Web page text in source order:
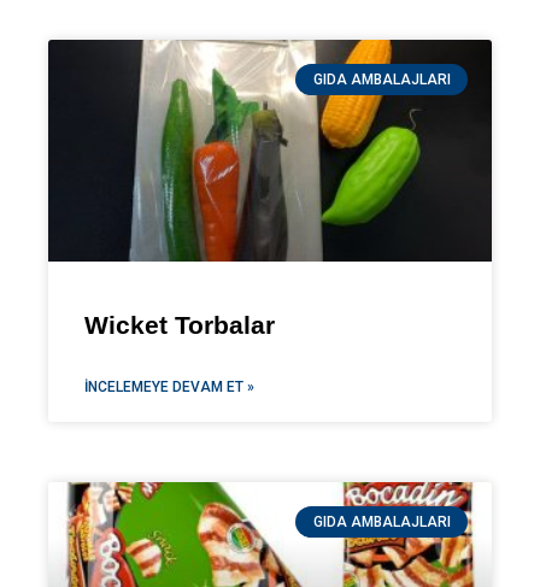
GIDA AMBALAJLARI
Wicket Torbalar
İNCELEMEYE DEVAM ET »
GIDA AMBALAJLARI